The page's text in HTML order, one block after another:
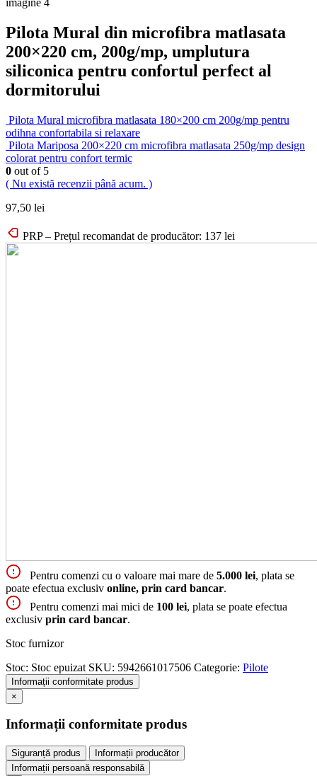
Pilota Mural din microfibra matlasata
200×220 cm, 200g/mp, umplutura
siliconica pentru confortul perfect al
dormitorului
Pilota Mural microfibra matlasata 180×200 cm 200g/mp pentru
odihna confortabila si relaxare
Pilota Mariposa 200×220 cm microfibra matlasata 250g/mp design
colorat pentru confort termic
0 out of 5
( Nu există recenzii până acum. )
97,50 lei
PRP – Prețul recomandat de producător: 137 lei
Pentru comenzi cu o valoare mai mare de 5.000 lei, plata se
poate efectua exclusiv online, prin card bancar.
Pentru comenzi mai mici de 100 lei, plata se poate efectua
exclusiv prin card bancar.
Stoc furnizor
Stoc: Stoc epuizat SKU: 5942661017506 Categorie: Pilote
Informații conformitate produs
×
Informații conformitate produs
Siguranță produs
Informații producător
Informații persoană responsabilă